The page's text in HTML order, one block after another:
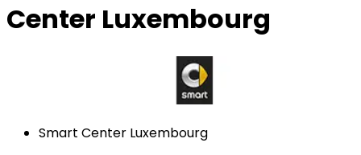
Center Luxembourg
Smart Center Luxembourg